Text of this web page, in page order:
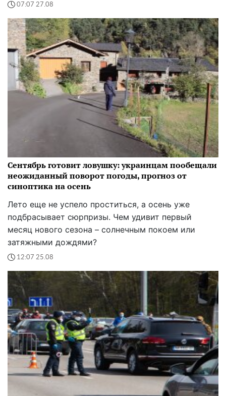
07:07 27.08
Сентябрь готовит ловушку: украинцам пообещали
неожиданный поворот погоды, прогноз от
синоптика на осень
Лето еще не успело проститься, а осень уже
подбрасывает сюрпризы. Чем удивит первый
месяц нового сезона – солнечным покоем или
затяжными дождями?
12:07 25.08